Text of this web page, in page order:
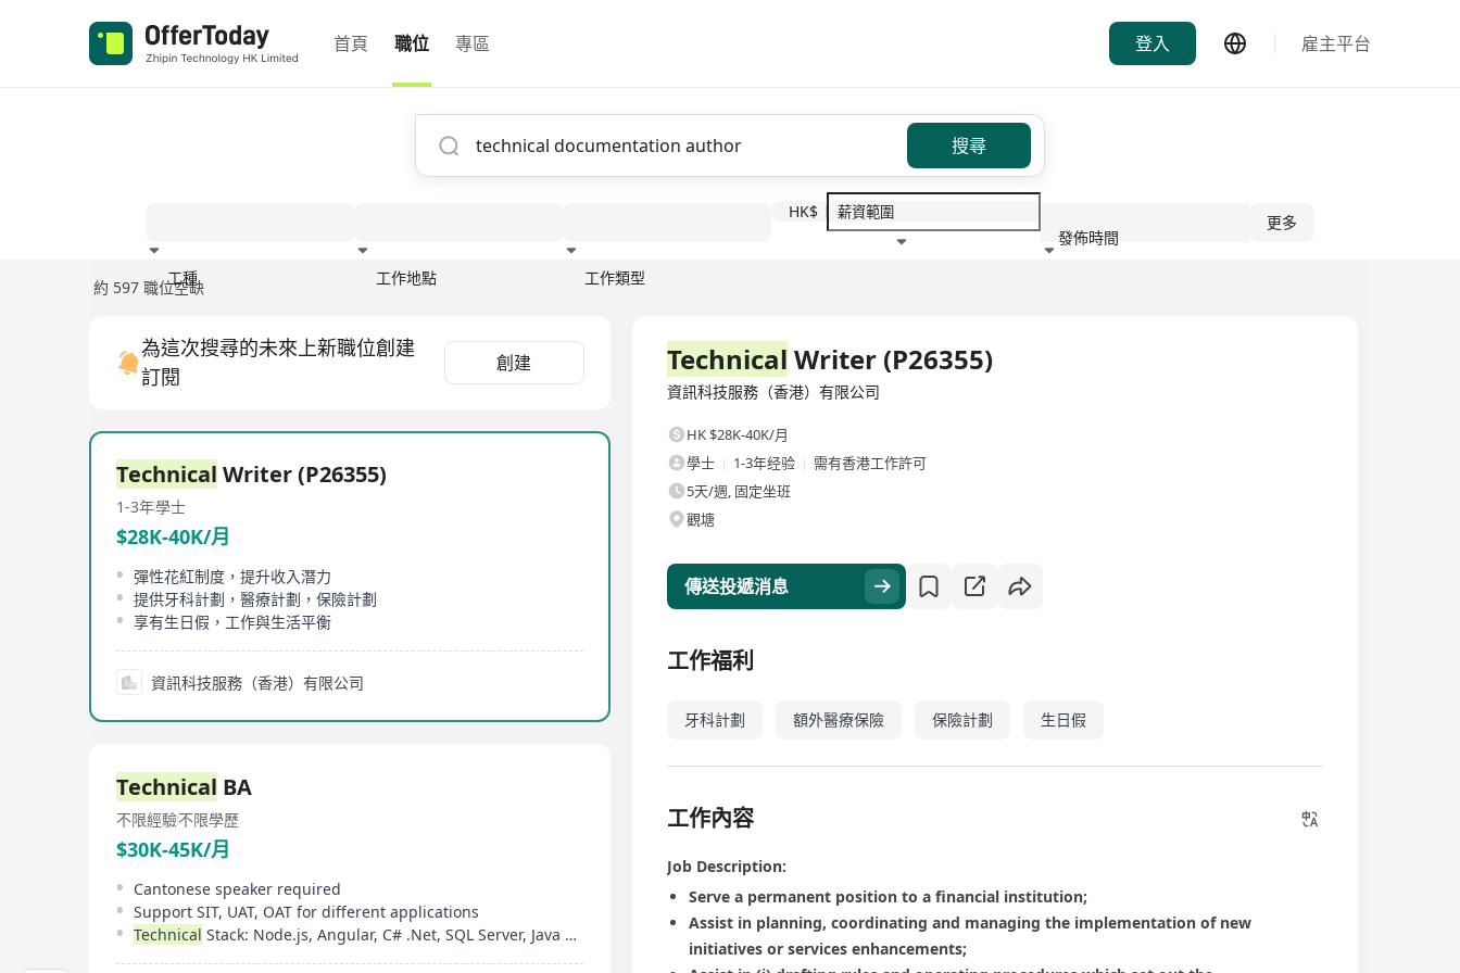
首頁 職位 專區 登入 雇主平台
搜尋
工種 工作地點 工作類型
HK$
發佈時間
更多
約 597 職位空缺
為這次搜尋的未來上新職位創建
訂閱
創建
Technical Writer (P26355)
1-3年學士
$28K-40K/月
彈性花紅制度，提升收入潛力
提供牙科計劃，醫療計劃，保險計劃
享有生日假，工作與生活平衡
資訊科技服務（香港）有限公司
Technical BA
不限經驗不限學歷
$30K-45K/月
Cantonese speaker required
Support SIT, UAT, OAT for different applications
Technical Stack: Node.js, Angular, C# .Net, SQL Server, Java Springboot
Technical Writer (P26355)
資訊科技服務（香港）有限公司
HK $28K-40K/月
學士
1-3年经验
需有香港工作許可
5天/週, 固定坐班
觀塘
傳送投遞消息
工作福利
牙科計劃 額外醫療保險 保險計劃 生日假
工作內容
Job Description:
Serve a permanent position to a financial institution;
Assist in planning, coordinating and managing the implementation of new
initiatives or services enhancements;